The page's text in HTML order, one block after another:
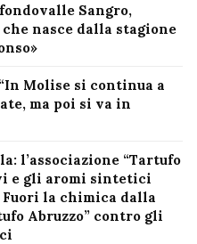
Sangro,
nasce dalla stagione
Molise si continua a
ma poi si va in
l’associazione “Tartufo
e gli aromi sintetici
Fuori la chimica dalla
Abruzzo” contro gli